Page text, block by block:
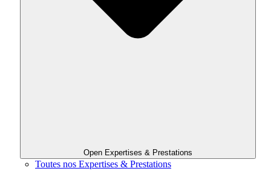
Open Expertises & Prestations
Toutes nos Expertises & Prestations